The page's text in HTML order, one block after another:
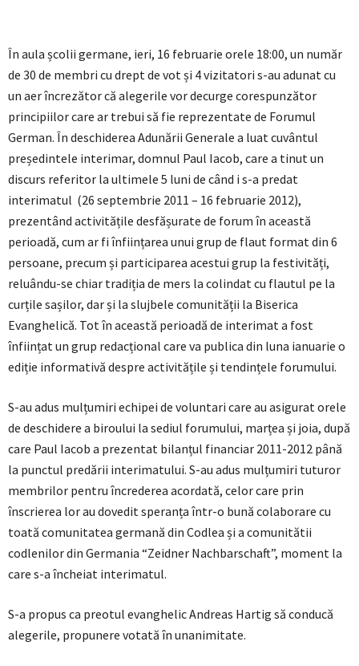
În aula școlii germane, ieri, 16 februarie orele 18:00, un număr
de 30 de membri cu drept de vot și 4 vizitatori s-au adunat cu
un aer încrezător că alegerile vor decurge corespunzător
principiilor care ar trebui să fie reprezentate de Forumul
German. În deschiderea Adunării Generale a luat cuvântul
președintele interimar, domnul Paul Iacob, care a tinut un
discurs referitor la ultimele 5 luni de când i s-a predat
interimatul (26 septembrie 2011 – 16 februarie 2012),
prezentând activitățile desfășurate de forum în această
perioadă, cum ar fi înființarea unui grup de flaut format din 6
persoane, precum și participarea acestui grup la festivități,
reluându-se chiar tradiția de mers la colindat cu flautul pe la
curțile sașilor, dar și la slujbele comunității la Biserica
Evanghelică. Tot în această perioadă de interimat a fost
înființat un grup redacțional care va publica din luna ianuarie o
ediție informativă despre activitățile și tendințele forumului.
S-au adus mulțumiri echipei de voluntari care au asigurat orele
de deschidere a biroului la sediul forumului, marțea și joia, după
care Paul Iacob a prezentat bilanțul financiar 2011-2012 până
la punctul predării interimatului. S-au adus mulțumiri tuturor
membrilor pentru încrederea acordată, celor care prin
înscrierea lor au dovedit speranța într-o bună colaborare cu
toată comunitatea germană din Codlea și a comunitătii
codlenilor din Germania “Zeidner Nachbarschaft”, moment la
care s-a încheiat interimatul.
S-a propus ca preotul evanghelic Andreas Hartig să conducă
alegerile, propunere votată în unanimitate.